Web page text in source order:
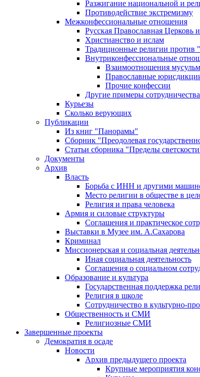
Разжигание национальной и
Противодействие экстремизму
Межконфессиональные отношения
Русская Православная Церковь
Христианство и ислам
Традиционные религии против
Внутриконфессиональные
Взаимоотношения
Православные
Прочие конфессии
Другие примеры
Курьезы
Сколько верующих
Публикации
Из книг "Панорамы"
Сборник "Преодолевая
Статьи сборника "Пределы
Документы
Архив
Власть
Борьба с ИНН и другими
Место религии в обществе в
Религия и права человека
Армия и силовые структуры
Соглашения и практическое
Выставки в Музее им. А.Сахарова
Криминал
Миссионерская и социальная
Иная социальная деятельность
Соглашения о социальном
Образование и культура
Государственная поддержка
Религия в школе
Сотрудничество в культурно-
Общественность и СМИ
Религиозные СМИ
Завершенные проекты
Демократия в осаде
Новости
Архив предыдущего проекта
Крупные мероприятия